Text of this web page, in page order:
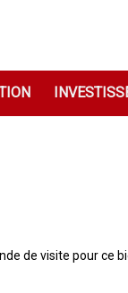
de visite pour ce